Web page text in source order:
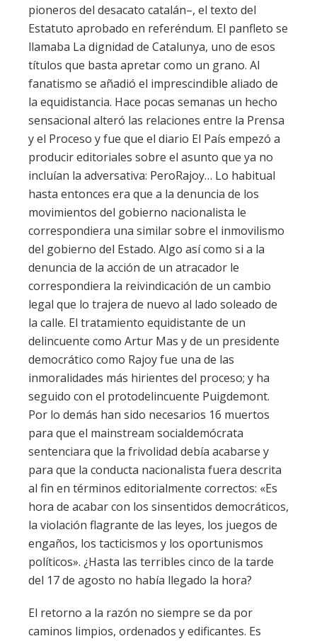
pioneros del desacato catalán–, el texto del
Estatuto aprobado en referéndum. El panfleto se
llamaba La dignidad de Catalunya, uno de esos
títulos que basta apretar como un grano. Al
fanatismo se añadió el imprescindible aliado de
la equidistancia. Hace pocas semanas un hecho
sensacional alteró las relaciones entre la Prensa
y el Proceso y fue que el diario El País empezó a
producir editoriales sobre el asunto que ya no
incluían la adversativa: PeroRajoy… Lo habitual
hasta entonces era que a la denuncia de los
movimientos del gobierno nacionalista le
correspondiera una similar sobre el inmovilismo
del gobierno del Estado. Algo así como si a la
denuncia de la acción de un atracador le
correspondiera la reivindicación de un cambio
legal que lo trajera de nuevo al lado soleado de
la calle. El tratamiento equidistante de un
delincuente como Artur Mas y de un presidente
democrático como Rajoy fue una de las
inmoralidades más hirientes del proceso; y ha
seguido con el protodelincuente Puigdemont.
Por lo demás han sido necesarios 16 muertos
para que el mainstream socialdemócrata
sentenciara que la frivolidad debía acabarse y
para que la conducta nacionalista fuera descrita
al fin en términos editorialmente correctos: «Es
hora de acabar con los sinsentidos democráticos,
la violación flagrante de las leyes, los juegos de
engaños, los tacticismos y los oportunismos
políticos». ¿Hasta las terribles cinco de la tarde
del 17 de agosto no había llegado la hora?
El retorno a la razón no siempre se da por
caminos limpios, ordenados y edificantes. Es